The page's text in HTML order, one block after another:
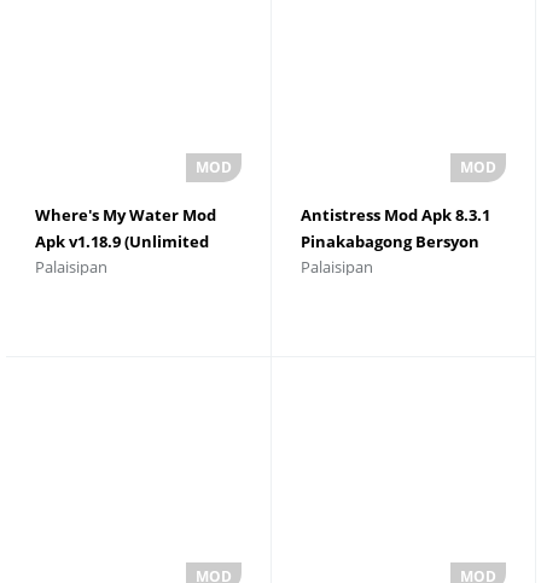
Where's My Water Mod
Apk v1.18.9 (Unlimited
Keys)
Palaisipan
Antistress Mod Apk 8.3.1
Pinakabagong Bersyon
Palaisipan